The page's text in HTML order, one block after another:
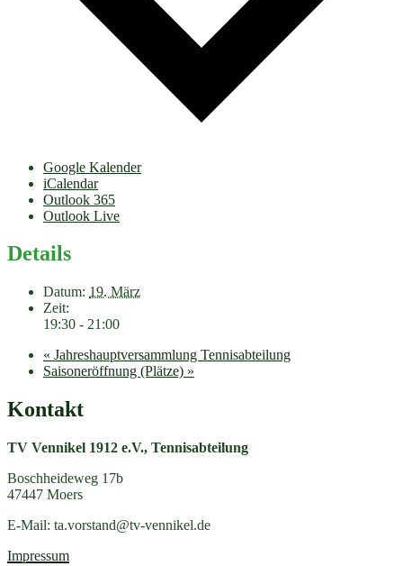
Google Kalender
iCalendar
Outlook 365
Outlook Live
Details
Datum: 19. März
Zeit:
19:30 - 21:00
« Jahreshauptversammlung Tennisabteilung
Saisoneröffnung (Plätze) »
Kontakt
TV Vennikel 1912 e.V., Tennisabteilung
Boschheideweg 17b
47447 Moers
E-Mail: ta.vorstand@tv-vennikel.de
Impressum